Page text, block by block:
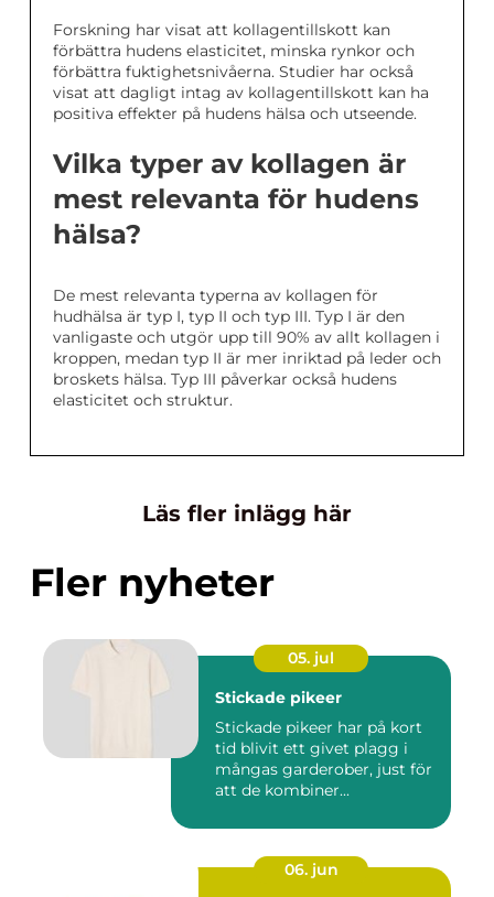
Forskning har visat att kollagentillskott kan
förbättra hudens elasticitet, minska rynkor och
förbättra fuktighetsnivåerna. Studier har också
visat att dagligt intag av kollagentillskott kan ha
positiva effekter på hudens hälsa och utseende.
Vilka typer av kollagen är
mest relevanta för hudens
hälsa?
De mest relevanta typerna av kollagen för
hudhälsa är typ I, typ II och typ III. Typ I är den
vanligaste och utgör upp till 90% av allt kollagen i
kroppen, medan typ II är mer inriktad på leder och
broskets hälsa. Typ III påverkar också hudens
elasticitet och struktur.
Läs fler inlägg här
Fler nyheter
05. jul
Stickade pikeer
Stickade pikeer har på kort
tid blivit ett givet plagg i
mångas garderober, just för
att de kombiner...
06. jun